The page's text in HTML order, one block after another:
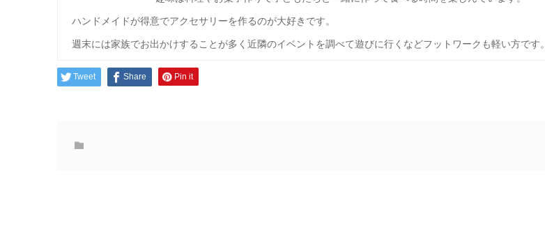
ハンドメイドが得意でアクセサリーを作るのが大好きです。
週末には家族でお出かけすることが多く近隣のイベントを調べて遊びに行くなどフットワークも軽い方です。
Tweet Share Pin it